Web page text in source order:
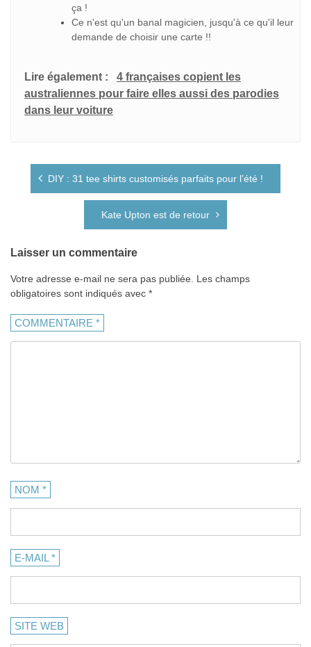
ça !
Ce n'est qu'un banal magicien, jusqu'à ce qu'il leur
demande de choisir une carte !!
Lire également :
4 françaises copient les
australiennes pour faire elles aussi des parodies
dans leur voiture
Navigation
DIY : 31 tee shirts customisés parfaits pour l’été !
Kate Upton est de retour
Laisser un commentaire
Votre adresse e-mail ne sera pas publiée.
Les champs
obligatoires sont indiqués avec *
COMMENTAIRE *
NOM *
E-MAIL *
SITE WEB